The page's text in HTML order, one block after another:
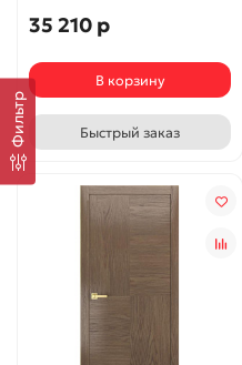
Фильтр
35 210 р
В корзину
Быстрый заказ